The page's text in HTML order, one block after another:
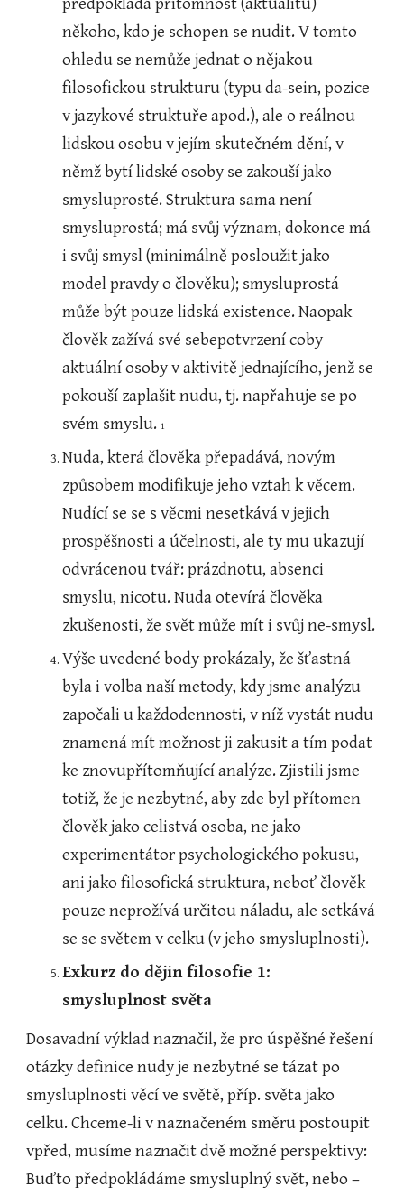
někoho, kdo je schopen se nudit. V tomto
ohledu se nemůže jednat o nějakou
filosofickou strukturu (typu da-sein, pozice
v jazykové struktuře apod.), ale o reálnou
lidskou osobu v jejím skutečném dění, v
němž bytí lidské osoby se zakouší jako
smysluprosté. Struktura sama není
smysluprostá; má svůj význam, dokonce má
i svůj smysl (minimálně posloužit jako
model pravdy o člověku); smysluprostá
může být pouze lidská existence. Naopak
člověk zažívá své sebepotvrzení coby
aktuální osoby v aktivitě jednajícího, jenž se
pokouší zaplašit nudu, tj. napřahuje se po
svém smyslu. 1
Nuda, která člověka přepadává, novým
způsobem modifikuje jeho vztah k věcem.
Nudící se se s věcmi nesetkává v jejich
prospěšnosti a účelnosti, ale ty mu ukazují
odvrácenou tvář: prázdnotu, absenci
smyslu, nicotu. Nuda otevírá člověka
zkušenosti, že svět může mít i svůj ne-smysl.
Výše uvedené body prokázaly, že šťastná
byla i volba naší metody, kdy jsme analýzu
započali u každodennosti, v níž vystát nudu
znamená mít možnost ji zakusit a tím podat
ke znovupřítomňující analýze. Zjistili jsme
totiž, že je nezbytné, aby zde byl přítomen
člověk jako celistvá osoba, ne jako
experimentátor psychologického pokusu,
ani jako filosofická struktura, neboť člověk
pouze neprožívá určitou náladu, ale setkává
se se světem v celku (v jeho smysluplnosti).
Exkurz do dějin filosofie 1:
smysluplnost světa
Dosavadní výklad naznačil, že pro úspěšné řešení
otázky definice nudy je nezbytné se tázat po
smysluplnosti věcí ve světě, příp. světa jako
celku. Chceme-li v naznačeném směru postoupit
vpřed, musíme naznačit dvě možné perspektivy:
Buďto předpokládáme smysluplný svět, nebo –